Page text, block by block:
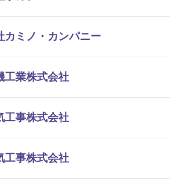
カミノ・カンパニー
工業株式会社
工事株式会社
工事株式会社